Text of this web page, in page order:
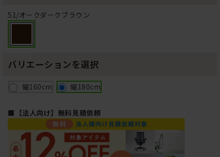
51/オークダークブラウン
バリエーションを選択
幅160cm 幅180cm
■【法人向け】無料見積依頼